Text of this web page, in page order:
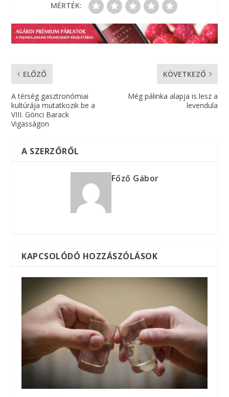
MÉRTÉK:
ELŐZŐ
A térség gasztronómiai
kultúrája mutatkozik be a
VIII. Gönci Barack
Vigasságon
KÖVETKEZŐ
Még pálinka alapja is lesz a
levendula
A SZERZŐRŐL
Főző Gábor
KAPCSOLÓDÓ HOZZÁSZÓLÁSOK